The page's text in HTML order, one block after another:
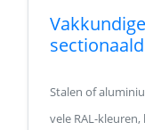
Stalen of
vele RAL-